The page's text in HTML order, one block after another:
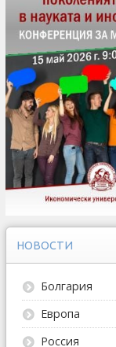
НОВОСТИ
Болгария
Европа
Россия